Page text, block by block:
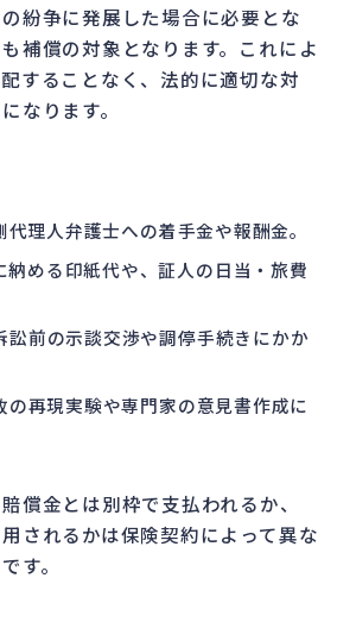
紛争に発展した場合に必要とな
補償の対象となります。これによ
することなく、法的に適切な対
なります。
代理人弁護士への着手金や報酬金。
納める印紙代や、証人の日当・旅費
訟前の示談交渉や調停手続きにかか
の再現実験や専門家の意見書作成に
償金とは別枠で支払われるか、
されるかは保険契約によって異な
す。